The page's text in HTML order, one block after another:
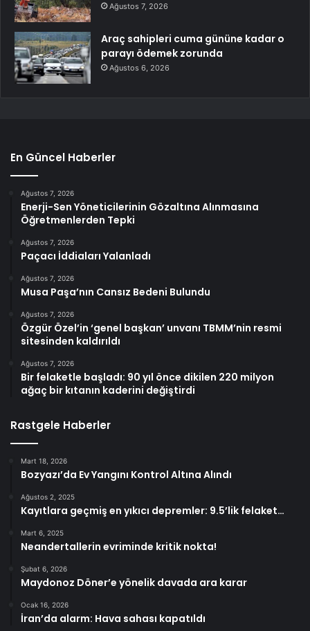
Ağustos 7, 2026
Araç sahipleri cuma gününe kadar o
parayı ödemek zorunda
Ağustos 6, 2026
En Güncel Haberler
Ağustos 7, 2026
Enerji-Sen Yöneticilerinin Gözaltına Alınmasına
Öğretmenlerden Tepki
Ağustos 7, 2026
Paçacı İddiaları Yalanladı
Ağustos 7, 2026
Musa Paşa’nın Cansız Bedeni Bulundu
Ağustos 7, 2026
Özgür Özel’in ‘genel başkan’ unvanı TBMM’nin resmi
sitesinden kaldırıldı
Ağustos 7, 2026
Bir felaketle başladı: 90 yıl önce dikilen 220 milyon
ağaç bir kıtanın kaderini değiştirdi
Rastgele Haberler
Mart 18, 2026
Bozyazı’da Ev Yangını Kontrol Altına Alındı
Ağustos 2, 2025
Kayıtlara geçmiş en yıkıcı depremler: 9.5’lik felaket…
Mart 6, 2025
Neandertallerin evriminde kritik nokta!
Şubat 6, 2026
Maydonoz Döner’e yönelik davada ara karar
Ocak 16, 2026
İran’da alarm: Hava sahası kapatıldı